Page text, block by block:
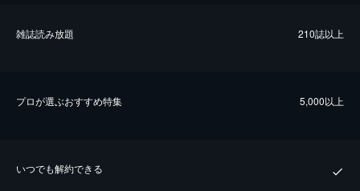
雑誌読み放題 210誌以上
プロが選ぶおすすめ特集 5,000以上
いつでも解約できる